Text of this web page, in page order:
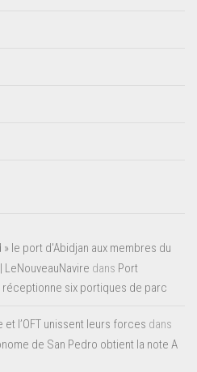
le port d'Abidjan aux membres du
dans Port
réceptionne six portiques de parc
l’OFT unissent leurs forces dans
de San Pedro obtient la note A